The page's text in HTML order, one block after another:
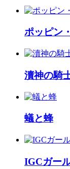
ポッピン
瀆神の騎
蟻と蜂
IGCガー